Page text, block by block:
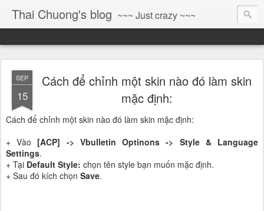
Thai Chuong's blog ~~~ Just crazy ~~~
SEP
15
Cách để chỉnh một skin nào đó làm skin
mặc định:
Cách để chỉnh một skin nào đó làm skin mặc định:
+ Vào [ACP] -> Vbulletin Optinons -> Style & Language
Settings.
+ Tại Default Style: chọn tên style bạn muốn mặc định.
+ Sau đó kích chọn Save.